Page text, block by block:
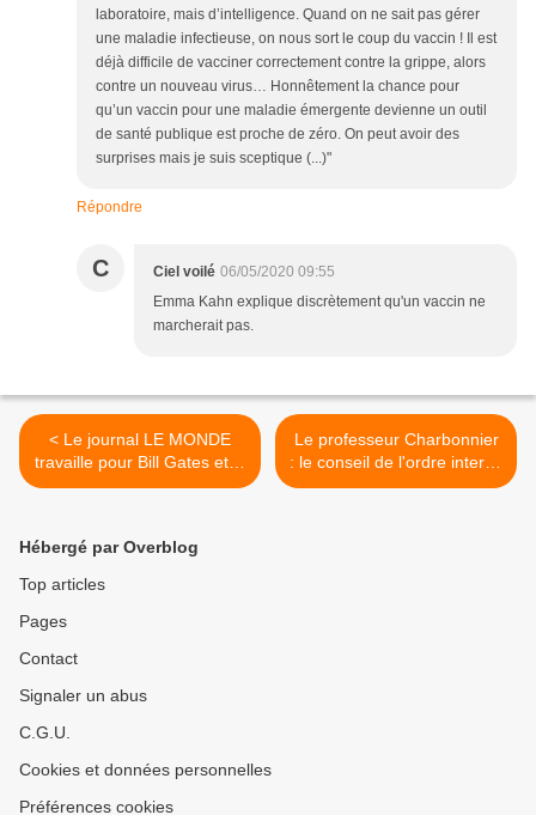
laboratoire, mais d’intelligence. Quand on ne sait pas gérer
une maladie infectieuse, on nous sort le coup du vaccin ! Il est
déjà difficile de vacciner correctement contre la grippe, alors
contre un nouveau virus… Honnêtement la chance pour
qu’un vaccin pour une maladie émergente devienne un outil
de santé publique est proche de zéro. On peut avoir des
surprises mais je suis sceptique (...)"
Répondre
C Ciel voilé 06/05/2020 09:55
Emma Kahn explique discrètement qu'un vaccin ne
marcherait pas.
< Le journal LE MONDE
travaille pour Bill Gates et la
désinformation vaccinaliste
Le professeur Charbonnier
: le conseil de l'ordre interdit
a pris position >
Hébergé par Overblog
Top articles
Pages
Contact
Signaler un abus
C.G.U.
Cookies et données personnelles
Préférences cookies